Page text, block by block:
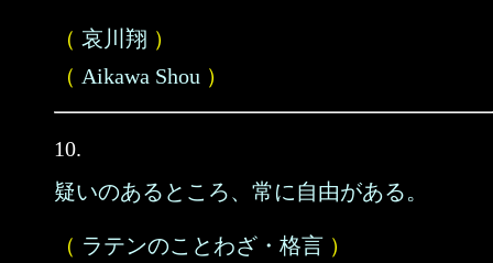
（ 哀川翔 ）
（ Aikawa Shou ）
10.
疑いのあるところ、常に自由がある。
（ ラテンのことわざ・格言 ）